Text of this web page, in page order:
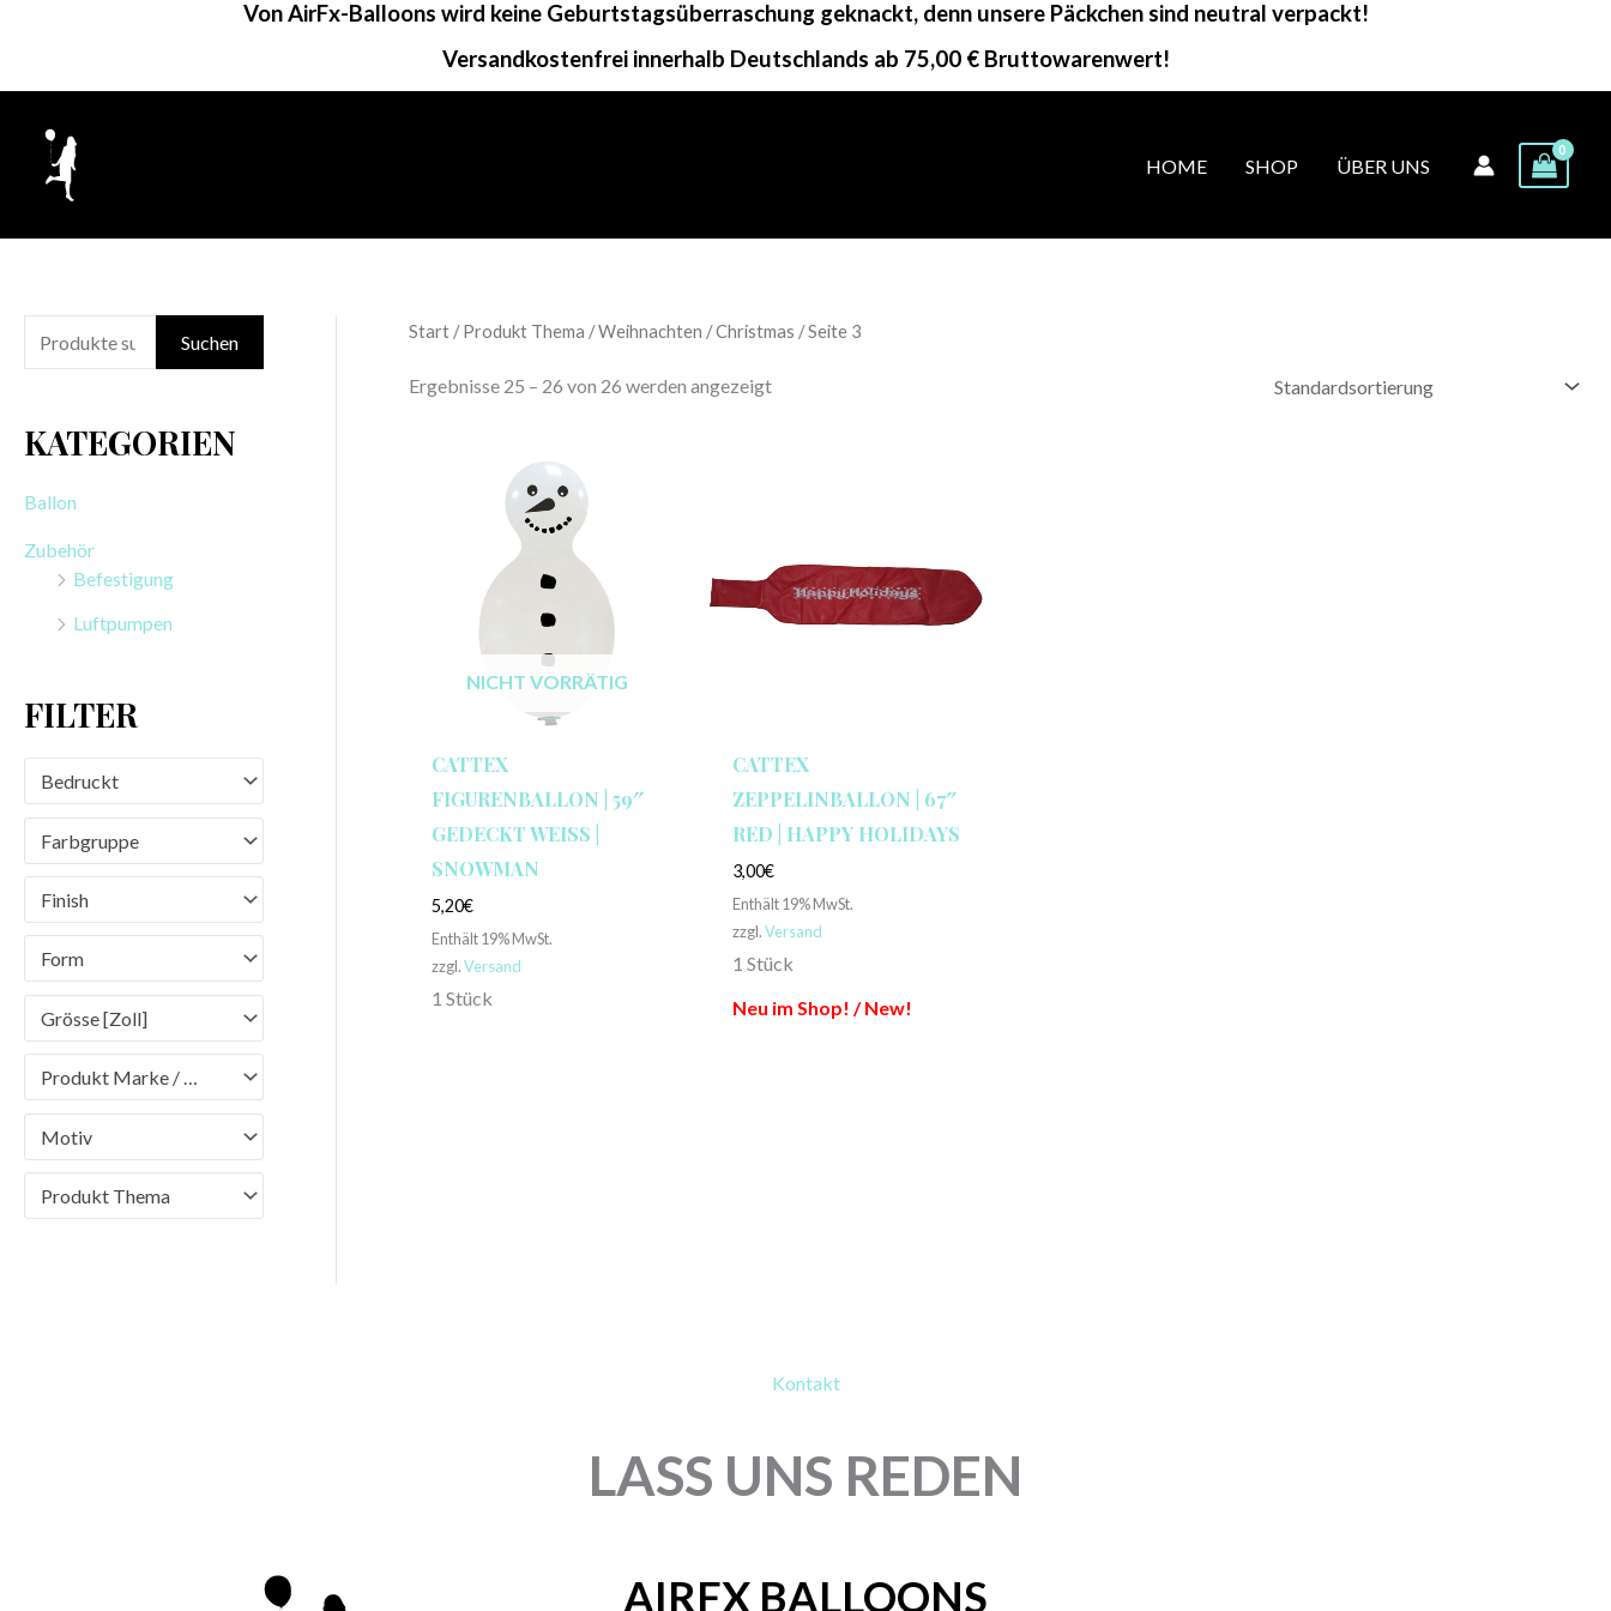
springen
Von AirFx-Balloons wird keine Geburtstagsüberraschung geknackt, denn unsere Päckchen sind neutral verpackt!
Versandkostenfrei innerhalb Deutschlands ab 75,00 € Bruttowarenwert!
HOME SHOP ÜBER UNS
u
h
n
Suchen
KATEGORIEN
Ballon
Zubehör
Befestigung
Luftpumpen
FILTER
Bedruckt
Farbgruppe
Finish
Form
Grösse [Zoll]
Produkt Marke / Brand
Motiv
Produkt Thema
Start/ Produkt Thema /Weihnachten / Christmas / Seite 3
Ergebnisse 25 – 26 von 26 werden angezeigt
NICHT VORRÄTIG
CATTEX
FIGURENBALLON | 59″
GEDECKT WEISS | S
NOWMAN
5,20€
Enthält 19% MwSt.
zzgl.Versand
1 Stück
CATTEX
ZEPPELINBALLON | 67″
RED | HAPPY HOLIDAYS
3,00€
Enthält 19% MwSt.
zzgl.Versand
1 Stück
Neu im Shop! / New!
Kontakt
LASS UNS REDEN
AIRFX BALLOONS